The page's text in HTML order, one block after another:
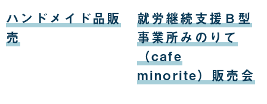
ハンドメイド品販
売
月
12
日
就労継続支援Ｂ型
事業所みのりて
（cafe
minorite）販売会
月
12
日